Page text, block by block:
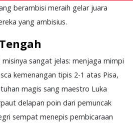
berambisi meraih gelar juara
yang ambisius.
sangat jelas: menjaga mimpi
kemenangan tipis 2-1 atas Pisa,
magis sang maestro Luka
delapan poin dari pemuncak
sempat menepis pembicaraan